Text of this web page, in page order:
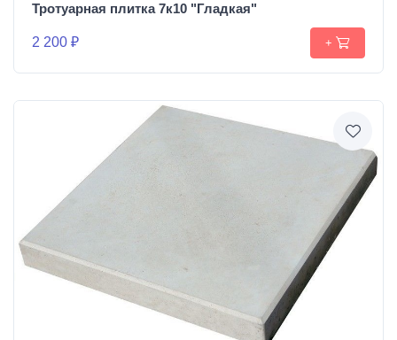
Тротуарная плитка 7к10 "Гладкая"
2 200 ₽ +